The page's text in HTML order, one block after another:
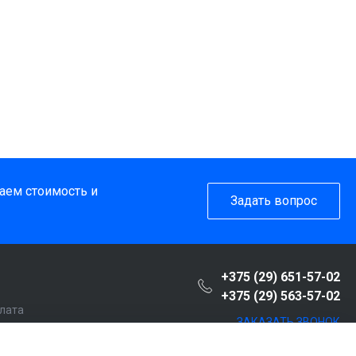
стоимость и
Задать вопрос
+375 (29) 651-57-02
+375 (29) 563-57-02
ЗАКАЗАТЬ ЗВОНОК